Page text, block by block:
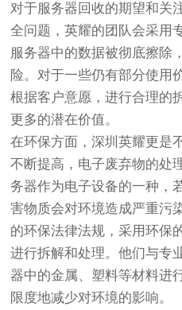
对于服务器回收的期望和关
全问题，英耀的团队会采用
服务器中的数据被彻底擦除
险。对于一些仍有部分使用
根据客户意愿，进行合理的
更多的潜在价值。
在环保方面，深圳英耀更是
不断提高，电子废弃物的处
务器作为电子设备的一种，
害物质会对环境造成严重污
的环保法律法规，采用环保
进行拆解和处理。他们与专
器中的金属、塑料等材料进
限度地减少对环境的影响。